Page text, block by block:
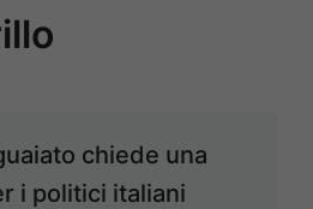
chiede una
i politici italiani